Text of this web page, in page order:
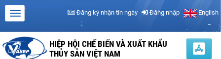
Đăng ký nhận tin ngày Đăng nhập English
HIỆP HỘI CHẾ BIẾN VÀ XUẤT KHẨU
THỦY SẢN VIỆT NAM